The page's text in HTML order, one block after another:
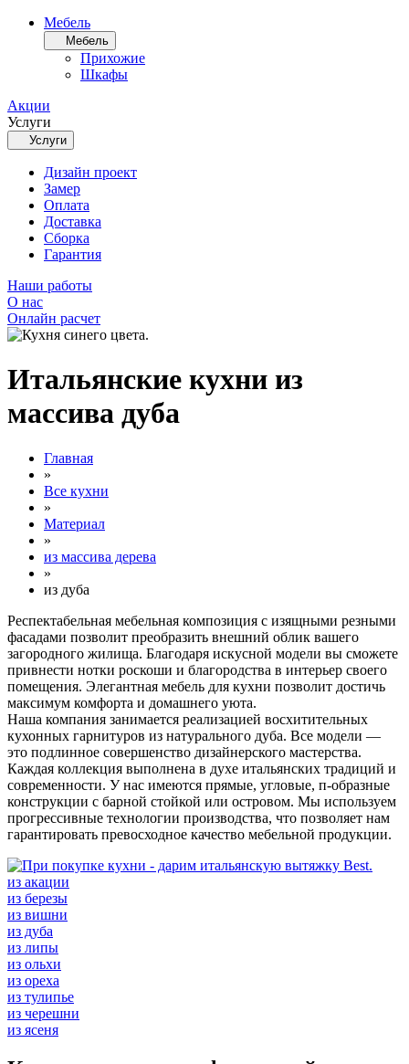
Мебель
Мебель
Прихожие
Шкафы
Акции
Услуги
Услуги
Дизайн проект
Замер
Оплата
Доставка
Сборка
Гарантия
Наши работы
О нас
Онлайн расчет
Итальянские кухни из
массива дуба
Главная
»
Все кухни
»
Материал
»
из массива дерева
»
из дуба
Респектабельная мебельная композиция с изящными резными
фасадами позволит преобразить внешний облик вашего
загородного жилища. Благодаря искусной модели вы сможете
привнести нотки роскоши и благородства в интерьер своего
помещения. Элегантная мебель для кухни позволит достичь
максимум комфорта и домашнего уюта.
Наша компания занимается реализацией восхитительных
кухонных гарнитуров из натурального дуба. Все модели —
это подлинное совершенство дизайнерского мастерства.
Каждая коллекция выполнена в духе итальянских традиций и
современности. У нас имеются прямые, угловые, п-образные
конструкции с барной стойкой или островом. Мы используем
прогрессивные технологии производства, что позволяет нам
гарантировать превосходное качество мебельной продукции.
из акации
из березы
из вишни
из дуба
из липы
из ольхи
из ореха
из тулипье
из черешни
из ясеня